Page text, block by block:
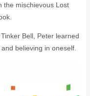
the mischievous Lost
Bell, Peter learned
believing in oneself.